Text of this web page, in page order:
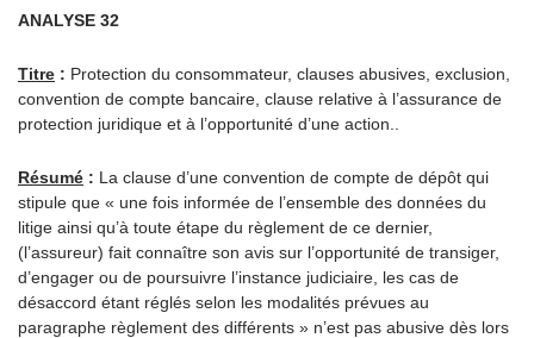
ANALYSE 32
Titre : Protection du consommateur, clauses abusives, exclusion,
convention de compte bancaire, clause relative à l’assurance de
protection juridique et à l’opportunité d’une action..
Résumé : La clause d’une convention de compte de dépôt qui
stipule que « une fois informée de l’ensemble des données du
litige ainsi qu’à toute étape du règlement de ce dernier,
(l’assureur) fait connaître son avis sur l’opportunité de transiger,
d’engager ou de poursuivre l’instance judiciaire, les cas de
désaccord étant réglés selon les modalités prévues au
paragraphe règlement des différents » n’est pas abusive dès lors